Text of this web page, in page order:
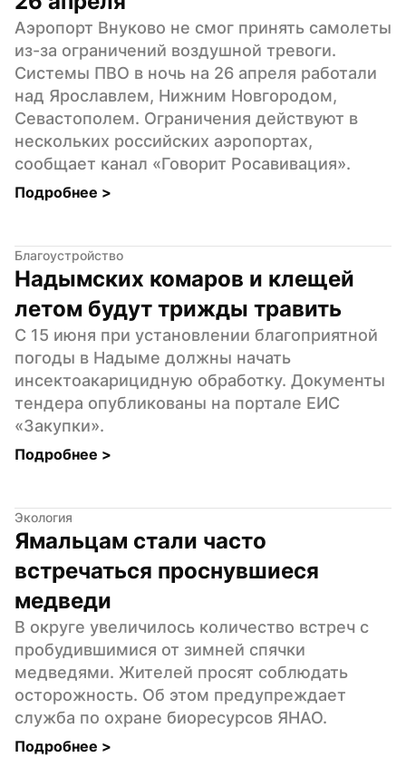
Аэропорт Внуково не смог принять самолеты
из-за ограничений воздушной тревоги.
Системы ПВО в ночь на 26 апреля работали
над Ярославлем, Нижним Новгородом,
Севастополем. Ограничения действуют в
нескольких российских аэропортах,
сообщает канал «Говорит Росавивация».
Подробнее >
Благоустройство
Надымских комаров и клещей
летом будут трижды травить
С 15 июня при установлении благоприятной
погоды в Надыме должны начать
инсектоакарицидную обработку. Документы
тендера опубликованы на портале ЕИС
«Закупки».
Подробнее >
Экология
Ямальцам стали часто
встречаться проснувшиеся
медведи
В округе увеличилось количество встреч с
пробудившимися от зимней спячки
медведями. Жителей просят соблюдать
осторожность. Об этом предупреждает
служба по охране биоресурсов ЯНАО.
Подробнее >